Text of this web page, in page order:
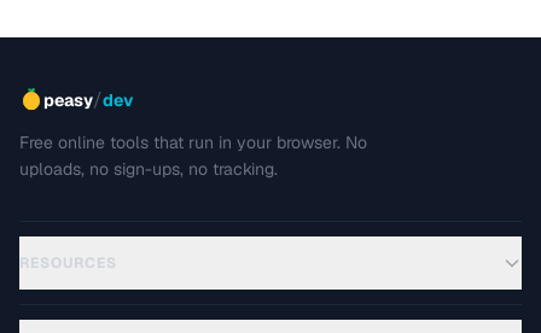
peasy/dev
Free online tools that run in your browser. No
uploads, no sign-ups, no tracking.
RESOURCES